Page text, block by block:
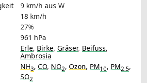
9 km/h aus W
18 km/h
27%
961 hPa
Erle, Birke, Gräser, Beifuss,
Ambrosia
NH3, CO, NO2, Ozon, PM10, PM2.5,
SO2